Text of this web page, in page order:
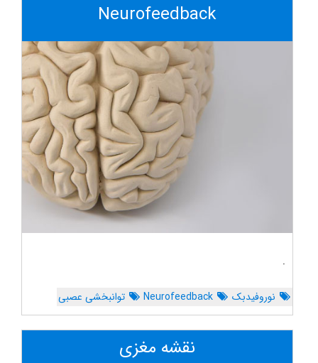
Neurofeedback
.
نوروفیدبک Neurofeedback توانبخشی عصبی
نقشه مغزی